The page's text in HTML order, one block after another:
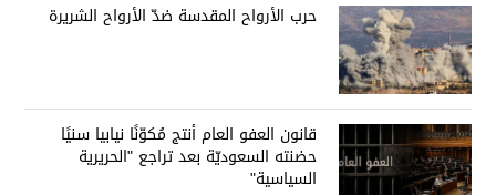
حرب الأرواح المقدسة ضدّ الأرواح الشريرة
قانون العفو العام أنتج مُكوّنًا نيابيا سنيًا
حضنته السعوديّة بعد تراجع "الحريرية
السياسية"